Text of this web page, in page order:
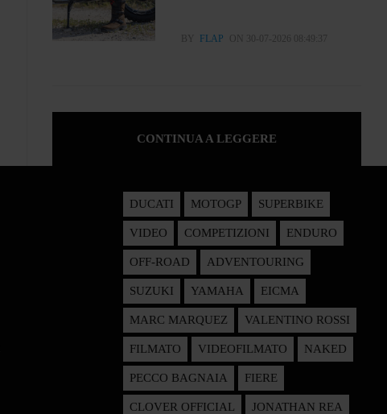
BY FLAP ON 30-07-2026 08:49:37
CONTINUA A LEGGERE
DUCATI MOTOGP SUPERBIKE
VIDEO COMPETIZIONI ENDURO
OFF-ROAD ADVENTOURING
SUZUKI YAMAHA EICMA
MARC MARQUEZ VALENTINO ROSSI
FILMATO VIDEOFILMATO NAKED
PECCO BAGNAIA FIERE
CLOVER OFFICIAL JONATHAN REA